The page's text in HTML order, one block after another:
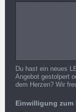
Du hast ein neues
Angebot gestolpert
dem Herzen? Wir
Einwilligung zum